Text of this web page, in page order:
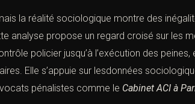
la réalité sociologique montre des
analyse propose un regard croisé sur les
policier jusqu’à l’exécution des peines,
Elle s’appuie sur lesdonnées
pénalistes comme le Cabinet ACI à